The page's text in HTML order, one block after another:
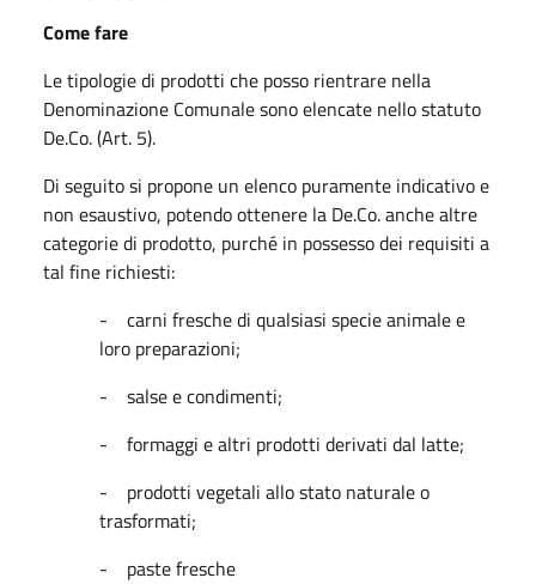
Come fare
Le tipologie di prodotti che posso rientrare nella
Denominazione Comunale sono elencate nello statuto
De.Co. (Art. 5).
Di seguito si propone un elenco puramente indicativo e
non esaustivo, potendo ottenere la De.Co. anche altre
categorie di prodotto, purché in possesso dei requisiti a
tal fine richiesti:
-
carni fresche di qualsiasi specie animale e
loro preparazioni;
-
salse e condimenti;
-
formaggi e altri prodotti derivati dal latte;
-
prodotti vegetali allo stato naturale o
trasformati;
-
paste fresche